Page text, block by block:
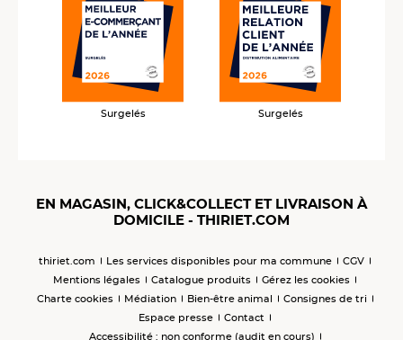
Surgelés Surgelés
EN MAGASIN, CLICK&COLLECT ET LIVRAISON À
DOMICILE - THIRIET.COM
thiriet.com Les services disponibles pour ma commune
CGV
Mentions légales
Catalogue produits
Gérez les cookies
Charte cookies
Médiation Bien-être animal
Consignes de tri
Espace presse
Contact
Accessibilité : non conforme (audit en cours)